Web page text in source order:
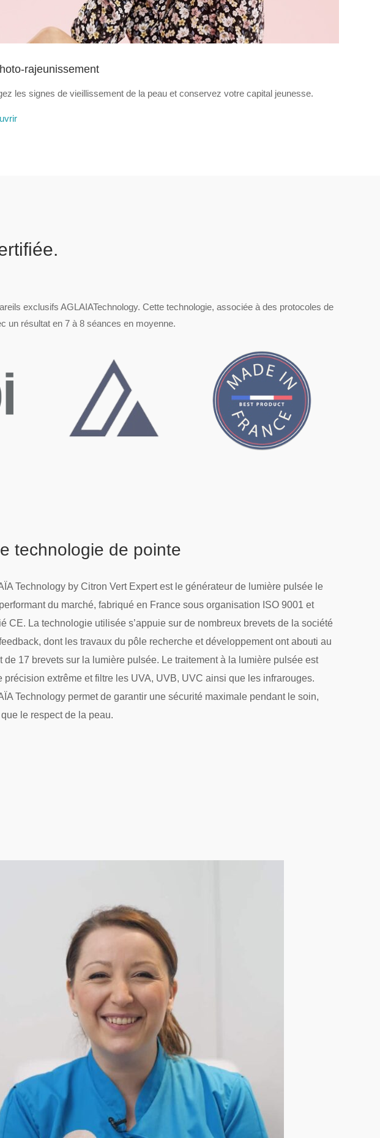
rajeunissement
les signes de vieillissement de la peau et conservez votre capital jeunesse.
exclusifs AGLAIATechnology. Cette technologie, associée à des protocoles de
un résultat en 7 à 8 séances en moyenne.
technologie de pointe
Technology by Citron Vert Expert est le générateur de lumière pulsée le
du marché, fabriqué en France sous organisation ISO 9001 et
CE. La technologie utilisée s’appuie sur de nombreux brevets de la société
dont les travaux du pôle recherche et développement ont abouti au
de 17 brevets sur la lumière pulsée. Le traitement à la lumière pulsée est
précision extrême et filtre les UVA, UVB, UVC ainsi que les infrarouges.
Technology permet de garantir une sécurité maximale pendant le soin,
le respect de la peau.